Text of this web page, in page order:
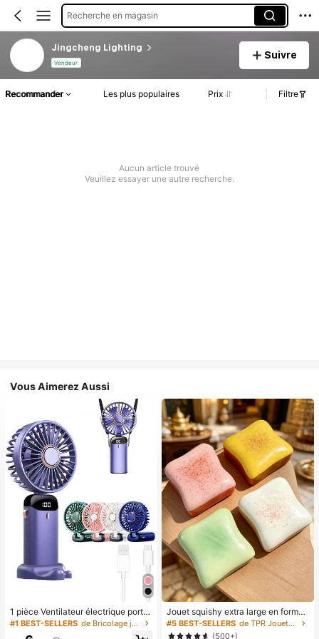
Recherche en magasin
Jingcheng Lighting
Vendeur
Suivre
Recommander Les plus populaires Prix Filtre
Aucun article trouvé
Veuillez essayer une autre recherche.
Vous Aimerez Aussi
1 pièce Ventilateur électrique porta
ble mini, ventilateur portable rechar
geable USB, ventilateur de cou, ve
#1 BEST-SELLERS de Bricolage joyeux dans la cuisine Ustensiles et
Jouet squishy extra large en forme
de toast, jouet anti-stress super do
ux en beurre de toast, disponible en
#5 BEST-SELLERS
de TPR Jouets amusants et fantaisie pour adolescen
(500+)